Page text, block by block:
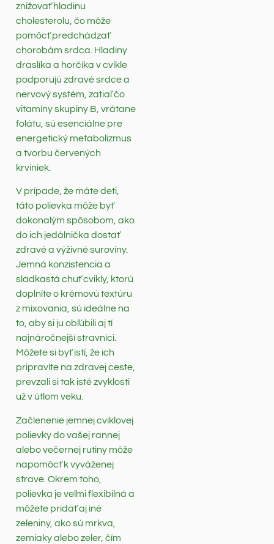
znižovať hladinu
cholesterolu, čo môže
pomôcť predchádzať
chorobám srdca. Hladiny
draslíka a horčíka v cvikle
podporujú zdravé srdce a
nervový systém, zatiaľ čo
vitamíny skupiny B, vrátane
folátu, sú esenciálne pre
energetický metabolizmus
a tvorbu červených
krviniek.
V prípade, že máte deti,
táto polievka môže byť
dokonalým spôsobom, ako
do ich jedálnička dostať
zdravé a výživné suroviny.
Jemná konzistencia a
sladkastá chuť cvikly, ktorú
doplníte o krémovú textúru
z mixovania, sú ideálne na
to, aby si ju obľúbili aj tí
najnáročnejší stravníci.
Môžete si byť istí, že ich
pripravíte na zdravej ceste,
prevzali si tak isté zvyklosti
už v útlom veku.
Začlenenie jemnej cviklovej
polievky do vašej rannej
alebo večernej rutiny môže
napomôcť k vyváženej
strave. Okrem toho,
polievka je veľmi flexibilná a
môžete pridať aj iné
zeleniny, ako sú mrkva,
zemiaky alebo zeler, čím